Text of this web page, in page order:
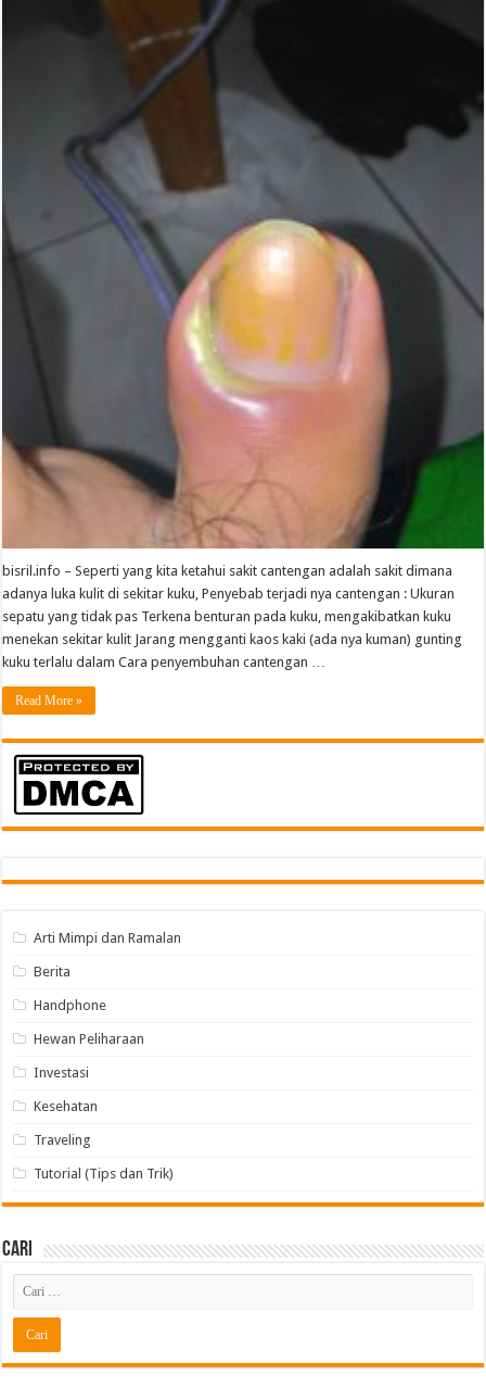
bisril.info – Seperti yang kita ketahui sakit cantengan adalah sakit dimana
adanya luka kulit di sekitar kuku, Penyebab terjadi nya cantengan : Ukuran
sepatu yang tidak pas Terkena benturan pada kuku, mengakibatkan kuku
menekan sekitar kulit Jarang mengganti kaos kaki (ada nya kuman) gunting
kuku terlalu dalam Cara penyembuhan cantengan …
Read More »
Arti Mimpi dan Ramalan
Berita
Handphone
Hewan Peliharaan
Investasi
Kesehatan
Traveling
Tutorial (Tips dan Trik)
Cari